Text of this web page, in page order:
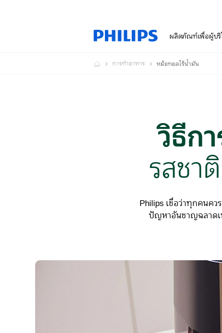
ผลิตภัณฑ์เพื่อผู้บ
การทำอาหาร หม้อทอดไร้น้ำมัน
วิธีก
รสชา
Philips เชื่อว่าทุกคนค
ปัญหาอันชาญฉลาด